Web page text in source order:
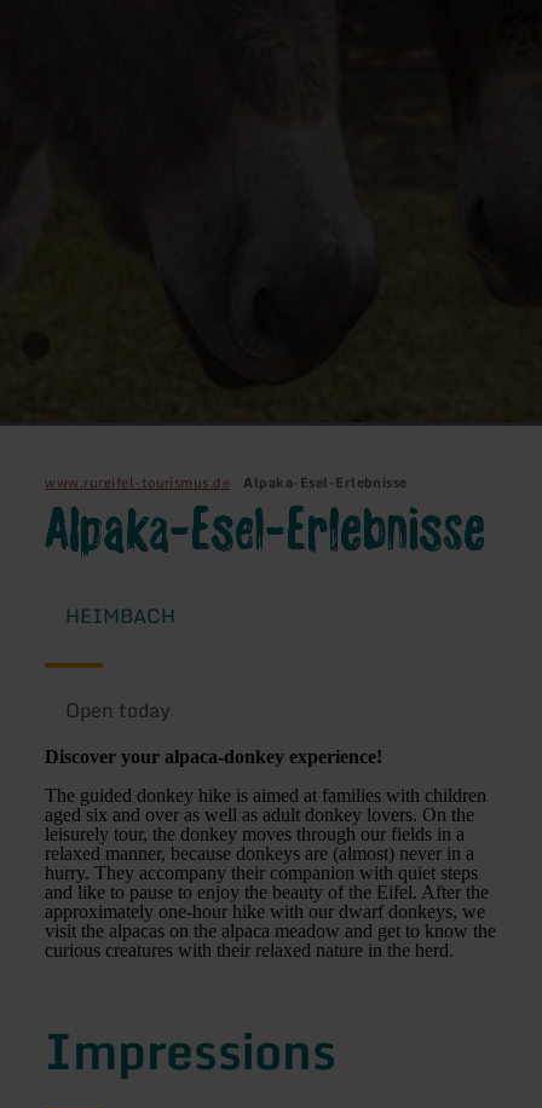
www.rureifel-tourismus.de Alpaka-Esel-Erlebnisse
Alpaka-Esel-Erlebnisse
HEIMBACH
Open today
Discover your alpaca-donkey experience!
The guided donkey hike is aimed at families with children
aged six and over as well as adult donkey lovers. On the
leisurely tour, the donkey moves through our fields in a
relaxed manner, because donkeys are (almost) never in a
hurry. They accompany their companion with quiet steps
and like to pause to enjoy the beauty of the Eifel. After the
approximately one-hour hike with our dwarf donkeys, we
visit the alpacas on the alpaca meadow and get to know the
curious creatures with their relaxed nature in the herd.
Impressions